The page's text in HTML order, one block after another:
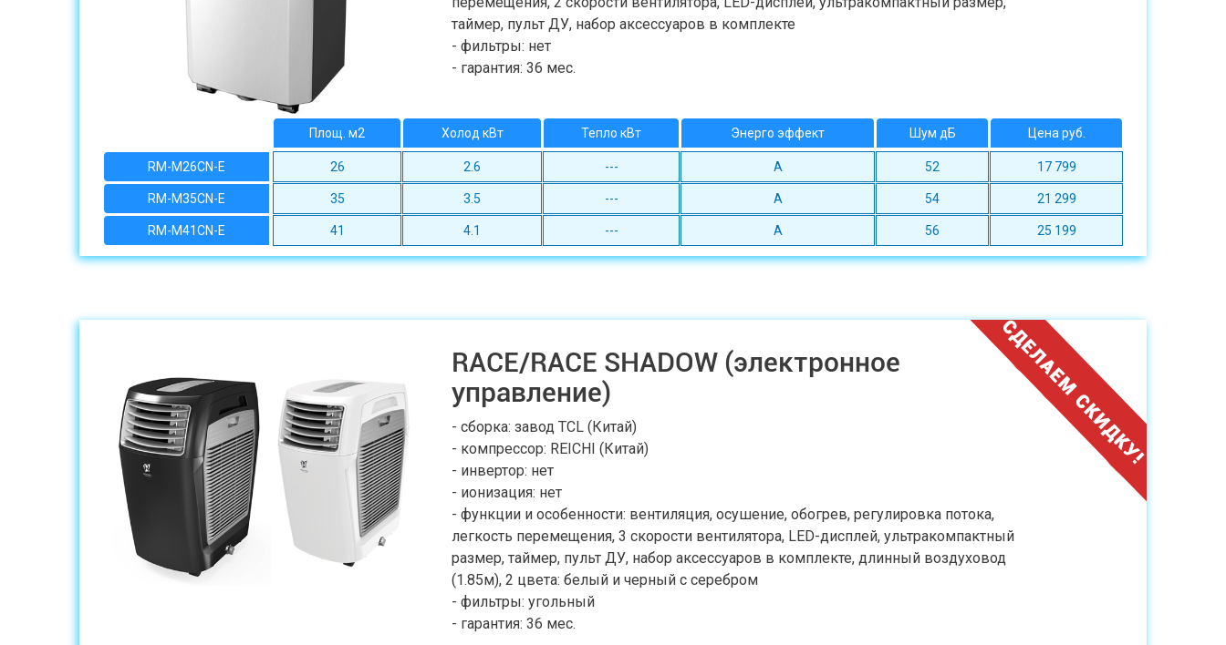
таймер, пульт ДУ, набор аксессуаров в комплекте
- фильтры: нет
- гарантия: 36 мес.
Площ. м2 Холод кВт Тепло кВт Энерго эффект Шум дБ Цена руб.
RM-M26CN-E 26 2.6 --- A 52 17 799
RM-M35CN-E 35 3.5 --- A 54 21 299
RM-M41CN-E 41 4.1 --- A 56 25 199
RACE/RACE SHADOW (электронное
управление)
- сборка: завод TCL (Китай)
- компрессор: REICHI (Китай)
- инвертор: нет
- ионизация: нет
- функции и особенности: вентиляция, осушение, обогрев, регулировка потока,
легкость перемещения, 3 скорости вентилятора, LED-дисплей, ультракомпактный
размер, таймер, пульт ДУ, набор аксессуаров в комплекте, длинный воздуховод
(1.85м), 2 цвета: белый и черный с серебром
- фильтры: угольный
- гарантия: 36 мес.